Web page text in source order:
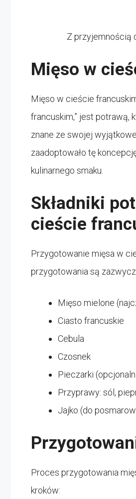
Z przyjemnością
Mięso w
Mięso w cieście
francuskim,” jest potrawą,
znane ze swojej
zaadoptowało tę
kulinarnego smaku.
Składniki
cieście
Przygotowanie mięsa w
przygotowania są
Mięso mielone
Ciasto francuskie
Cebula
Czosnek
Pieczarki
Przyprawy: sól,
Jajko (do
Proces przygotowania
kroków: